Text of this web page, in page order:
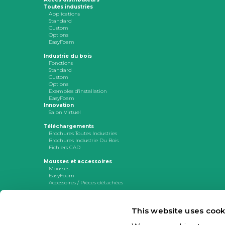
This website uses
Toutes industries
Applications
Standard
Custom
Options
EasyFoam
Industrie du bois
Fonctions
Standard
Custom
Options
Exemples d'installation
EasyFoam
Innovation
Salon Virtuel
Téléchargements
Brochures Toutes Industries
Brochures Industrie Du Bois
Fichiers CAD
Mousses et accessoires
Mousses
EasyFoam
Accessoires / Pièces détachées
17 avenue des Grenots, F-91150 ETAMPES